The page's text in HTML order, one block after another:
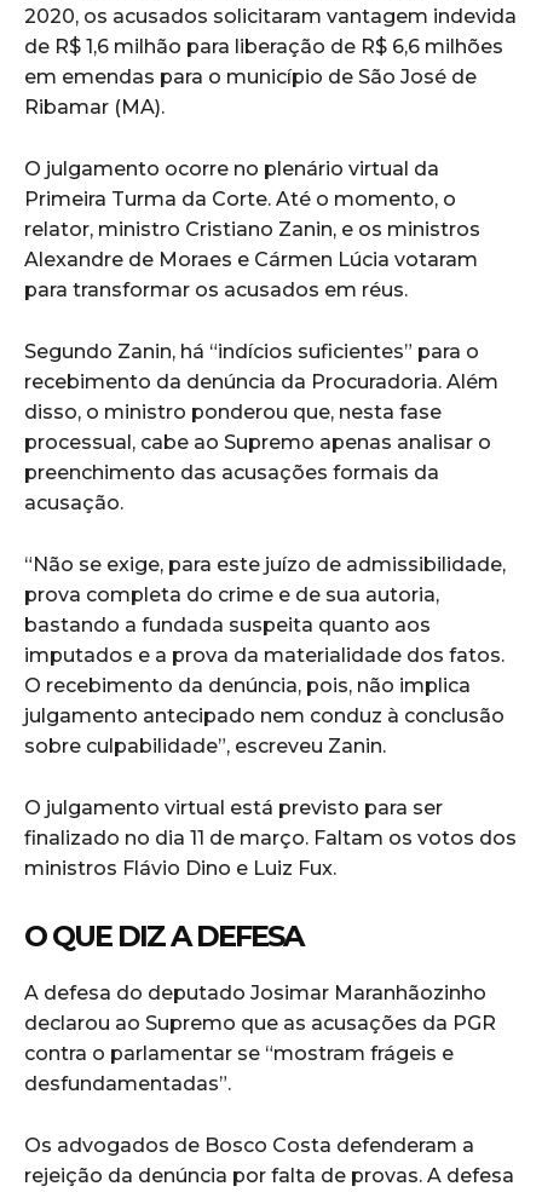
2020, os acusados solicitaram vantagem indevida
de R$ 1,6 milhão para liberação de R$ 6,6 milhões
em emendas para o município de São José de
Ribamar (MA).
O julgamento ocorre no plenário virtual da
Primeira Turma da Corte. Até o momento, o
relator, ministro Cristiano Zanin, e os ministros
Alexandre de Moraes e Cármen Lúcia votaram
para transformar os acusados em réus.
Segundo Zanin, há “indícios suficientes” para o
recebimento da denúncia da Procuradoria. Além
disso, o ministro ponderou que, nesta fase
processual, cabe ao Supremo apenas analisar o
preenchimento das acusações formais da
acusação.
“Não se exige, para este juízo de admissibilidade,
prova completa do crime e de sua autoria,
bastando a fundada suspeita quanto aos
imputados e a prova da materialidade dos fatos.
O recebimento da denúncia, pois, não implica
julgamento antecipado nem conduz à conclusão
sobre culpabilidade”, escreveu Zanin.
O julgamento virtual está previsto para ser
finalizado no dia 11 de março. Faltam os votos dos
ministros Flávio Dino e Luiz Fux.
O QUE DIZ A DEFESA
A defesa do deputado Josimar Maranhãozinho
declarou ao Supremo que as acusações da PGR
contra o parlamentar se “mostram frágeis e
desfundamentadas”.
Os advogados de Bosco Costa defenderam a
rejeição da denúncia por falta de provas. A defesa